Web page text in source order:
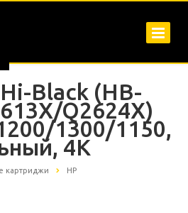
Black (HB-
Q2624X)
1300/1150,
4K
картриджи HP